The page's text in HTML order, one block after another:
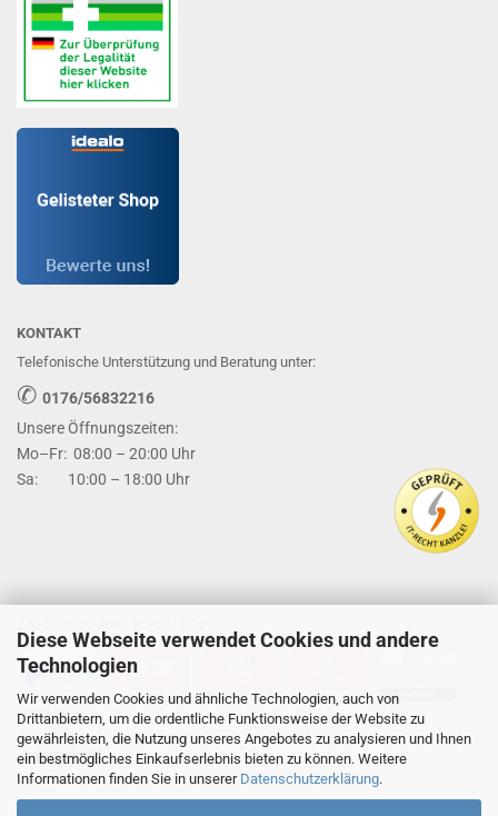
Diese Webseite verwendet Cookies und andere
Technologien
Wir verwenden Cookies und ähnliche Technologien, auch von
Drittanbietern, um die ordentliche Funktionsweise der Website zu
gewährleisten, die Nutzung unseres Angebotes zu analysieren und Ihnen
ein bestmögliches Einkaufserlebnis bieten zu können. Weitere
Informationen finden Sie in unserer Datenschutzerklärung.
KONTAKT
Telefonische Unterstützung und Beratung unter:
✆ 0176/56832216
Unsere Öffnungszeiten:
Mo–Fr: 08:00 – 20:00 Uhr
Sa: 10:00 – 18:00 Uhr